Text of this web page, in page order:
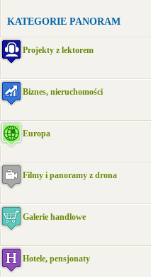
KATEGORIE PANORAM
Projekty z lektorem
Biznes, nieruchomości
Europa
Filmy i panoramy z drona
Galerie handlowe
Hotele, pensjonaty